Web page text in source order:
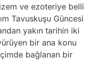
ve ezoteriye belli
Tavuskuşu Güncesi
yakın tarihin iki
bir ana konu
bağlanan bir